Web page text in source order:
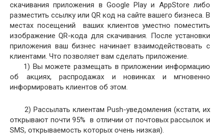
скачивания приложения в Google Play и AppStore либо
разместить ссылку или QR код на сайте вашего бизнеса. В
местах посещений ваших клиентов уместно поместить
изображение QR-кода для скачивания. После установки
приложения ваш бизнес начинает взаимодействовать с
клиентами. Что позволяет вам сделать приложение.
1) Вы можете размещать в приложении информацию
об акциях, распродажах и новинках и мгновенно
информировать клиентов об этом.
2) Рассылать клиентам Push-уведомления (кстати, их
открывают почти 95% в отличии от почтовых рассылок и
SMS, открываемость которых очень низкая).